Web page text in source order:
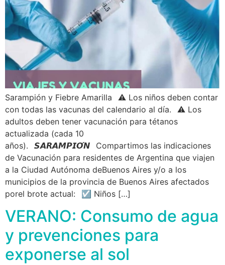
Sarampión y Fiebre Amarilla⠀⚠️ Los niños deben contar
con todas las vacunas del calendario al día.⠀⚠️ Los
adultos deben tener vacunación para tétanos
actualizada (cada 10
años).⠀𝙎𝘼𝙍𝘼𝙈𝙋𝙄𝙊́𝙉⠀Compartimos las indicaciones
de Vacunación para residentes de Argentina que viajen
a la Ciudad Autónoma deBuenos Aires y/o a los
municipios de la provincia de Buenos Aires afectados
porel brote actual:⠀☑ Niños […]
VERANO: Consumo de agua
y prevenciones para
exponerse al sol